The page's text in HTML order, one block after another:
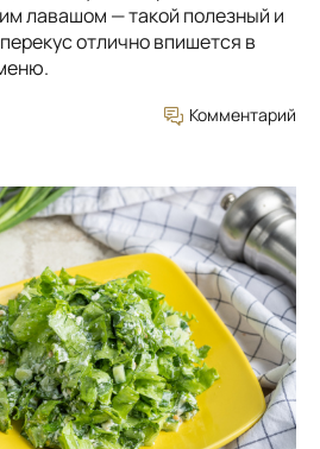
лавашом — такой полезный и
отлично впишется в
Комментарий